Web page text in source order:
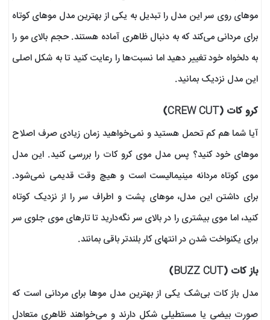
موهای روی سر این مدل را تبدیل به یکی از بهترین مدل‌ موهای کوتاه
برای مردانی می‌کند که به دنبال ظاهری آماده هستند. حجم بالای مو را
به دلخواه خود تغییر دهید اما نسبت‌ها را رعایت کنید تا به شکل اصلی
این مدل نزدیک بمانید.
کرو کات (CREW CUT)
آیا شما هم کم تحمل هستید و نمی‌خواهید زمان زیادی صرف اصلاح
موهای خود کنید؟ پس مدل موی کرو کات را بررسی کنید. این مدل
موی کوتاه مردانه مینیمالیست است و هیچ وقت قدیمی نمی‌شود.
برای داشتن این مدل، موهای پشت و اطراف سر را از نزدیک کوتاه
کنید، اما موی بیشتری را در بالای سر نگه‌دارید تا تارهای موی جلوی سر
برای یکنواخت شدن در انتهای کار بلندتر باقی بمانند.
باز کات (BUZZ CUT)
مدل باز کات بی‌شک یکی از بهترین مدل مو‌ها برای مردانی است که
صورت بیضی یا مستطیلی شکل دارند و می‌خواهند ظاهری متعادل